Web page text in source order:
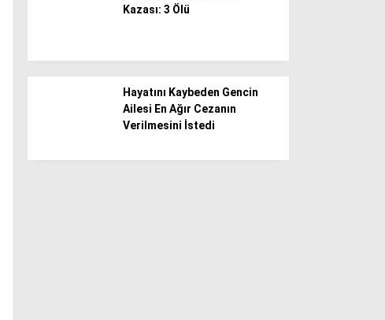
Kazası: 3 Ölü
Hayatını Kaybeden Gencin
Ailesi En Ağır Cezanın
Verilmesini İstedi